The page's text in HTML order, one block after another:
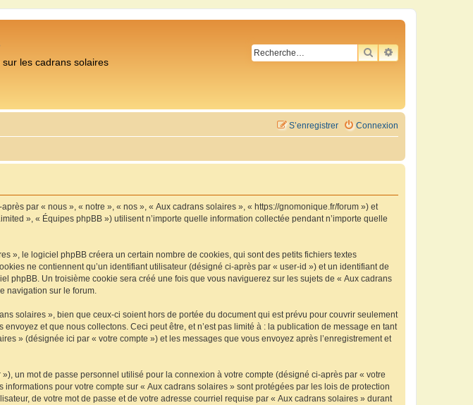
les cadrans solaires
RECHERCHER
RECHERCHE
Connexion
S’enregistrer
par « nous », « notre », « nos », « Aux cadrans solaires », « https://gnomonique.fr/forum ») et
», « Équipes phpBB ») utilisent n’importe quelle information collectée pendant n’importe quelle
», le logiciel phpBB créera un certain nombre de cookies, qui sont des petits fichiers textes
ne contiennent qu’un identifiant utilisateur (désigné ci-après par « user-id ») et un identifiant de
Un troisième cookie sera créé une fois que vous naviguerez sur les sujets de « Aux cadrans
navigation sur le forum.
solaires », bien que ceux-ci soient hors de portée du document qui est prévu pour couvrir seulement
et que nous collectons. Ceci peut être, et n’est pas limité à : la publication de message en tant
» (désignée ici par « votre compte ») et les messages que vous envoyez après l’enregistrement et
un mot de passe personnel utilisé pour la connexion à votre compte (désigné ci-après par « votre
pour votre compte sur « Aux cadrans solaires » sont protégées par les lois de protection
de votre mot de passe et de votre adresse courriel requise par « Aux cadrans solaires » durant